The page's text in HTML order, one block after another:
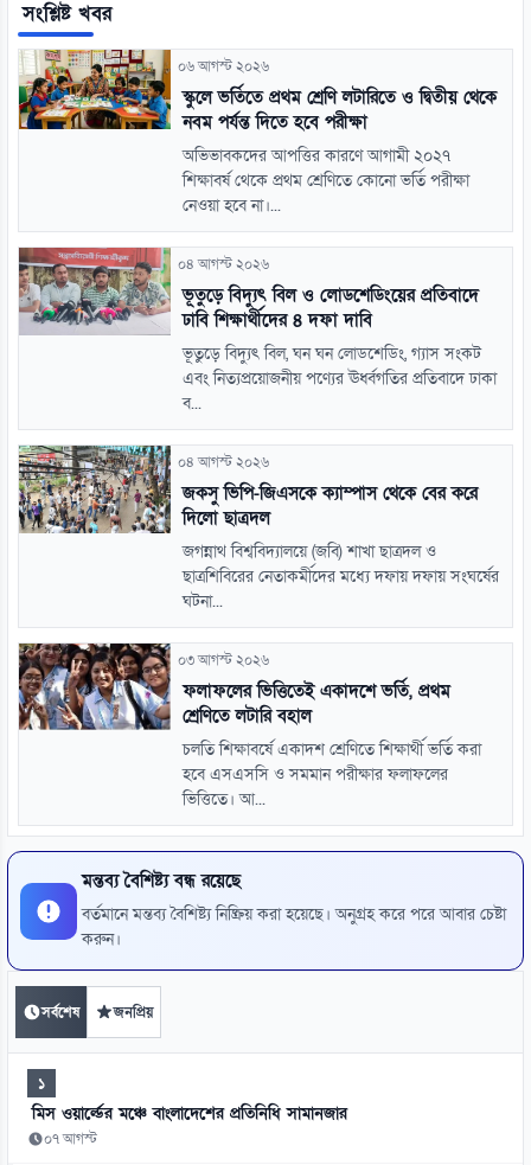
সংশ্লিষ্ট খবর
০৬ আগস্ট ২০২৬
স্কুলে ভর্তিতে প্রথম শ্রেণি লটারিতে ও দ্বিতীয় থেকে
নবম পর্যন্ত দিতে হবে পরীক্ষা
অভিভাবকদের আপত্তির কারণে আগামী ২০২৭
শিক্ষাবর্ষ থেকে প্রথম শ্রেণিতে কোনো ভর্তি পরীক্ষা
নেওয়া হবে না।...
০৪ আগস্ট ২০২৬
ভূতুড়ে বিদ্যুৎ বিল ও লোডশেডিংয়ের প্রতিবাদে
ঢাবি শিক্ষার্থীদের ৪ দফা দাবি
ভূতুড়ে বিদ্যুৎ বিল, ঘন ঘন লোডশেডিং, গ্যাস সংকট
এবং নিত্যপ্রয়োজনীয় পণ্যের ঊর্ধ্বগতির প্রতিবাদে ঢাকা
ব...
০৪ আগস্ট ২০২৬
জকসু ভিপি-জিএসকে ক্যাম্পাস থেকে বের করে
দিলো ছাত্রদল
জগন্নাথ বিশ্ববিদ্যালয়ে (জবি) শাখা ছাত্রদল ও
ছাত্রশিবিরের নেতাকর্মীদের মধ্যে দফায় দফায় সংঘর্ষের
ঘটনা...
০৩ আগস্ট ২০২৬
ফলাফলের ভিত্তিতেই একাদশে ভর্তি, প্রথম
শ্রেণিতে লটারি বহাল
চলতি শিক্ষাবর্ষে একাদশ শ্রেণিতে শিক্ষার্থী ভর্তি করা
হবে এসএসসি ও সমমান পরীক্ষার ফলাফলের
ভিত্তিতে। আ...
মন্তব্য বৈশিষ্ট্য বন্ধ রয়েছে
বর্তমানে মন্তব্য বৈশিষ্ট্য নিষ্ক্রিয় করা হয়েছে। অনুগ্রহ করে পরে আবার চেষ্টা
করুন।
সর্বশেষ জনপ্রিয়
১
মিস ওয়ার্ল্ডের মঞ্চে বাংলাদেশের প্রতিনিধি সামানজার
০৭ আগস্ট